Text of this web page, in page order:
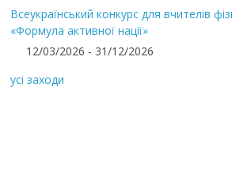
Всеукраїнський конкурс для вчителів
«Формула активної нації»
12/03/2026 - 31/12/2026
усі заходи